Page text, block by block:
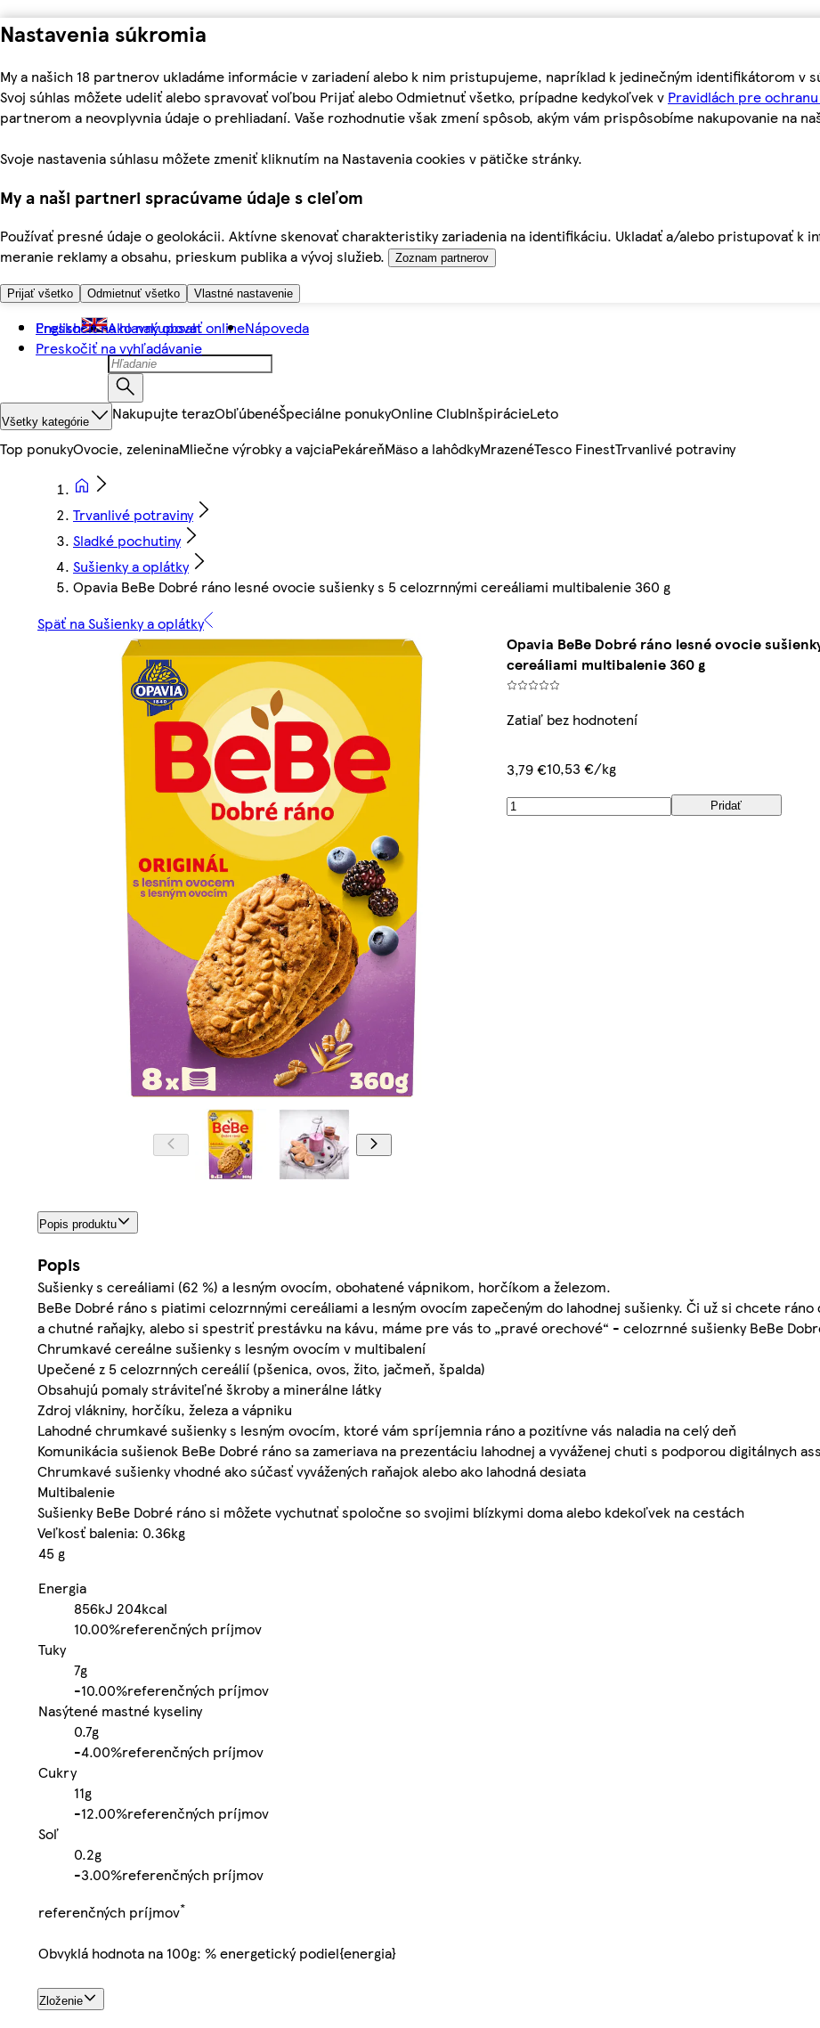
Nastavenia súkromia
My a našich 18 partnerov ukladáme informácie v zariadení alebo k nim pristupujeme, napríklad k jedinečným identifikátorom v
Svoj súhlas môžete udeliť alebo spravovať voľbou Prijať alebo Odmietnuť všetko, prípadne kedykoľvek v Pravidlách pre
partnerom a neovplyvnia údaje o prehliadaní. Vaše rozhodnutie však zmení spôsob, akým vám prispôsobíme nakupovanie na
Svoje nastavenia súhlasu môžete zmeniť kliknutím na Nastavenia cookies v pätičke stránky.
My a naši partneri spracúvame údaje s cieľom
Používať presné údaje o geolokácii. Aktívne skenovať charakteristiky zariadenia na identifikáciu. Ukladať a/alebo pristupovať k
meranie reklamy a obsahu, prieskum publika a vývoj služieb.
Zoznam partnerov
Prijať všetko Odmietnuť všetko Vlastné nastavenie
Preskočiť na hlavný obsah
Preskočiť na vyhľadávanie
English Ako nakupovať onlineNápoveda
Všetky kategórie Nakupujte terazObľúbenéŠpeciálne ponukyOnline ClubInšpirácieLeto
Top ponukyOvocie, zeleninaMliečne výrobky a vajciaPekáreňMäso a lahôdkyMrazenéTesco FinestTrvanlivé potraviny
Trvanlivé potraviny
Sladké pochutiny
Sušienky a oplátky
Opavia BeBe Dobré ráno lesné ovocie sušienky s 5 celozrnnými cereáliami multibalenie 360 g
Späť na Sušienky a oplátky
Opavia BeBe Dobré ráno lesné ovocie
cereáliami multibalenie 360 g
Zatiaľ bez hodnotení
3,79 €10,53 €/kg
Pridať
Popis produktu
Popis
Sušienky s cereáliami (62 %) a lesným ovocím, obohatené vápnikom, horčíkom a železom.
BeBe Dobré ráno s piatimi celozrnnými cereáliami a lesným ovocím zapečeným do lahodnej sušienky. Či už si chcete
a chutné raňajky, alebo si spestriť prestávku na kávu, máme pre vás to „pravé orechové“ - celozrnné sušienky BeBe
Chrumkavé cereálne sušienky s lesným ovocím v multibalení
Upečené z 5 celozrnných cereálií (pšenica, ovos, žito, jačmeň, špalda)
Obsahujú pomaly stráviteľné škroby a minerálne látky
Zdroj vlákniny, horčíku, železa a vápniku
Lahodné chrumkavé sušienky s lesným ovocím, ktoré vám spríjemnia ráno a pozitívne vás naladia na celý deň
Komunikácia sušienok BeBe Dobré ráno sa zameriava na prezentáciu lahodnej a vyváženej chuti s podporou digitálnych
Chrumkavé sušienky vhodné ako súčasť vyvážených raňajok alebo ako lahodná desiata
Multibalenie
Sušienky BeBe Dobré ráno si môžete vychutnať spoločne so svojimi blízkymi doma alebo kdekoľvek na cestách
Veľkosť balenia: 0.36kg
45 g
Energia
856kJ 204kcal
10.00%referenčných príjmov
Tuky
7g
-10.00%referenčných príjmov
Nasýtené mastné kyseliny
0.7g
-4.00%referenčných príjmov
Cukry
11g
-12.00%referenčných príjmov
Soľ
0.2g
-3.00%referenčných príjmov
referenčných príjmov*
Obvyklá hodnota na 100g: % energetický podiel{energia}
Zloženie